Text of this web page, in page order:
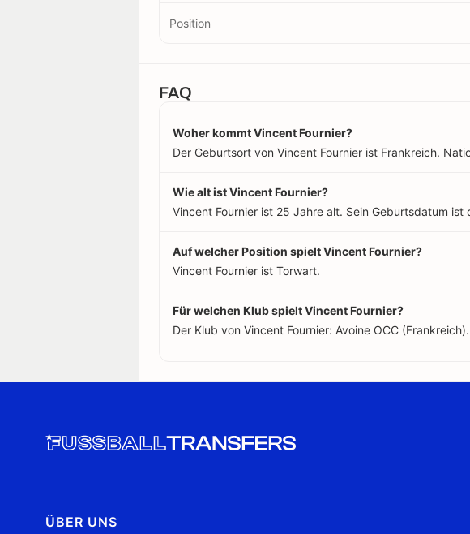
Position
FAQ
Woher kommt Vincent Fournier?
Der Geburtsort von Vincent Fournier ist Frankreich.
Wie alt ist Vincent Fournier?
Vincent Fournier ist 25 Jahre alt. Sein Geburtsdatum ist
Auf welcher Position spielt Vincent Fournier?
Vincent Fournier ist Torwart.
Für welchen Klub spielt Vincent Fournier?
Der Klub von Vincent Fournier: Avoine OCC (Frankreich).
ÜBER UNS